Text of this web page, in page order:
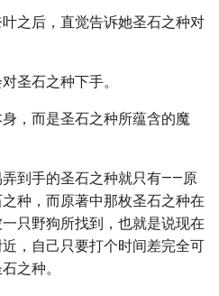
之后，直觉告诉她圣石之种对
圣石之种下手。
，而是圣石之种所蕴含的魔
到手的圣石之种就只有——原
种，而原著中那枚圣石之种在
只野狗所找到，也就是说现在
，自己只要打个时间差完全可
之种。